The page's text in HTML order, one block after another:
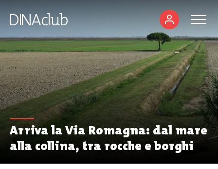
Arriva la Via Romagna: dal mare
alla collina, tra rocche e borghi